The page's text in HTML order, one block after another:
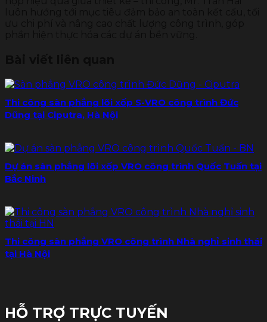
Thi công sàn phẳng lõi xốp S-VRO công trình Đức
Dũng tại Ciputra, Hà Nội
Dự án sàn phẳng lõi xốp VRO công trình Quốc Tuấn tại
Bắc Ninh
Thi công sàn phẳng VRO công trình Nhà nghỉ sinh thái
tại Hà Nội
HỖ TRỢ TRỰC TUYẾN